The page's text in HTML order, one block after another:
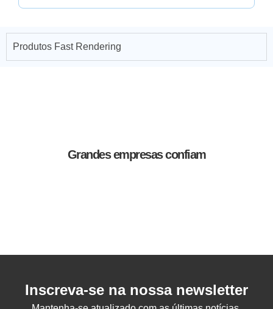
Produtos Fast Rendering
Grandes empresas confiam
Inscreva-se na nossa newsletter